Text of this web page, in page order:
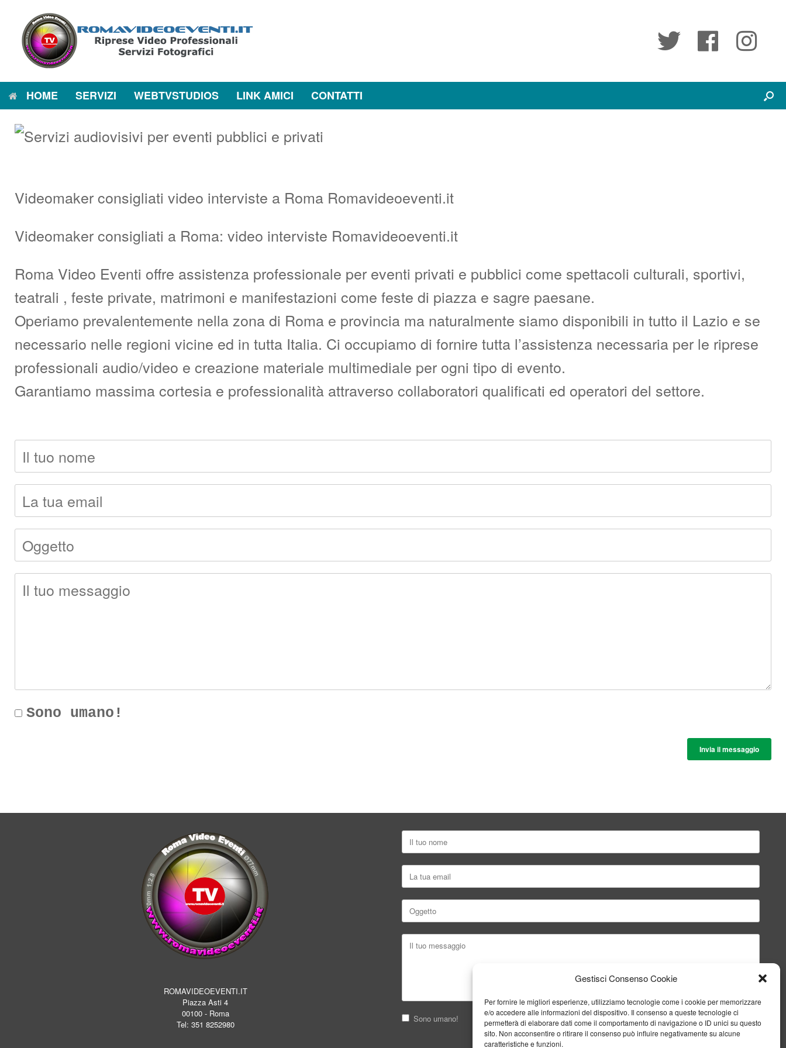
Gestisci Consenso Cookie
Per fornire le migliori esperienze, utilizziamo tecnologie come i cookie per memorizzare
e/o accedere alle informazioni del dispositivo. Il consenso a queste tecnologie ci
permetterà di elaborare dati come il comportamento di navigazione o ID unici su questo
sito. Non acconsentire o ritirare il consenso può influire negativamente su alcune
caratteristiche e funzioni.
contenuto
HOME SERVIZI WEBTVSTUDIOS LINK AMICI CONTATTI
Videomaker consigliati video interviste a Roma Romavideoeventi.it
Videomaker consigliati a Roma: video interviste Romavideoeventi.it
Roma Video Eventi offre assistenza professionale per eventi privati e pubblici come spettacoli culturali, sportivi,
teatrali , feste private, matrimoni e manifestazioni come feste di piazza e sagre paesane.
Operiamo prevalentemente nella zona di Roma e provincia ma naturalmente siamo disponibili in tutto il Lazio e se
necessario nelle regioni vicine ed in tutta Italia. Ci occupiamo di fornire tutta l’assistenza necessaria per le riprese
professionali audio/video e creazione materiale multimediale per ogni tipo di evento.
Garantiamo massima cortesia e professionalità attraverso collaboratori qualificati ed operatori del settore.
Sono umano!
Invia il messaggio
ROMAVIDEOEVENTI.IT
Piazza Asti 4
00100 - Roma
Tel: 351 8252980
Sono umano!